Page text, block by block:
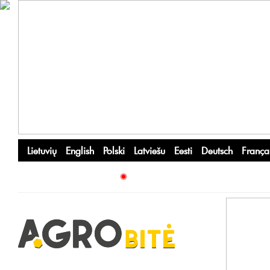
Lietuvių English Polski Latviešu Eesti Deutsch